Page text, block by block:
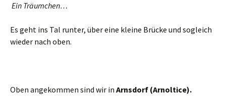
Ein Träumchen…
Es geht ins Tal runter, über eine kleine Brücke und sogleich
wieder nach oben.
Oben angekommen sind wir in Arnsdorf (Arnoltice).